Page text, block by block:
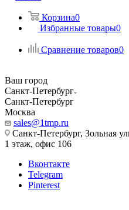
Корзина0
Избранные товары0
Сравнение товаров0
Ваш город
Санкт-Петербург
Санкт-Петербург
Москва
sales@1tmp.ru
Санкт-Петербург, Зольная
1 этаж, офис 106
Вконтакте
Telegram
Pinterest